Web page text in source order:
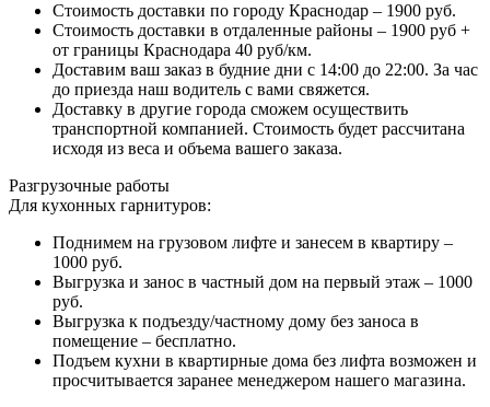
Стоимость доставки по городу Краснодар – 1900 руб.
Стоимость доставки в отдаленные районы – 1900 руб +
от границы Краснодара 40 руб/км.
Доставим ваш заказ в будние дни с 14:00 до 22:00. За час
до приезда наш водитель с вами свяжется.
Доставку в другие города сможем осуществить
транспортной компанией. Стоимость будет рассчитана
исходя из веса и объема вашего заказа.
Разгрузочные работы
Для кухонных гарнитуров:
Поднимем на грузовом лифте и занесем в квартиру –
1000 руб.
Выгрузка и занос в частный дом на первый этаж – 1000
руб.
Выгрузка к подъезду/частному дому без заноса в
помещение – бесплатно.
Подъем кухни в квартирные дома без лифта возможен и
просчитывается заранее менеджером нашего магазина.